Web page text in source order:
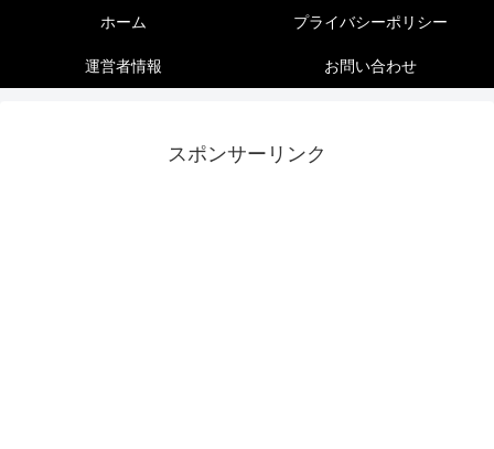
ホーム プライバシーポリシー
運営者情報 お問い合わせ
スポンサーリンク